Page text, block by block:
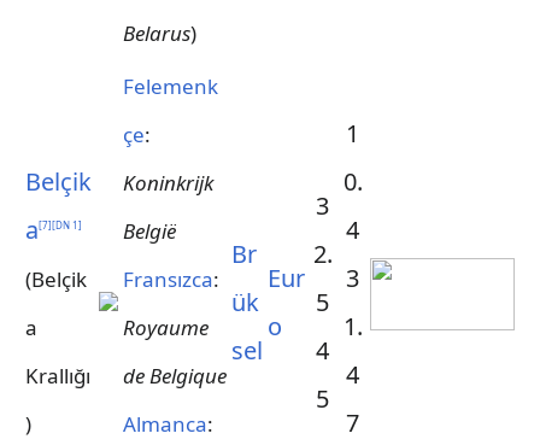
Belarus)
Belçik
a[7][DN 1]
(Belçik
a
Krallığı
)
Felemenk
çe:
Koninkrijk
België
Fransızca:
Royaume
de Belgique
Almanca:
Br
ük
sel
Eur
o
3
2.
5
4
5
1
0.
4
3
1.
4
7